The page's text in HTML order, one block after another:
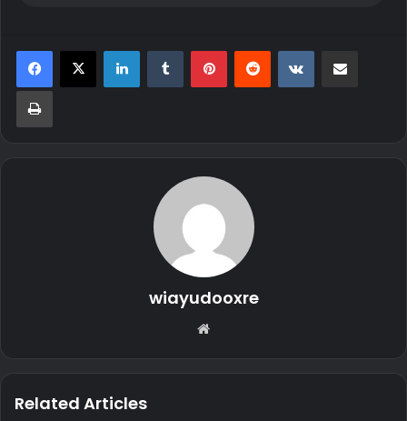
LinkedInTumblr PinterestReddit VKontakte
Print
wiayudooxre
Related Articles